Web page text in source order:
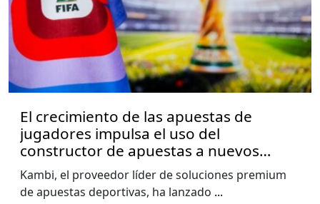
El crecimiento de las apuestas de
jugadores impulsa el uso del
constructor de apuestas a nuevos
niveles, muestra el informe de la Copa
del Mundo de Kambi
Kambi, el proveedor líder de soluciones premium
de apuestas deportivas, ha lanzado ...